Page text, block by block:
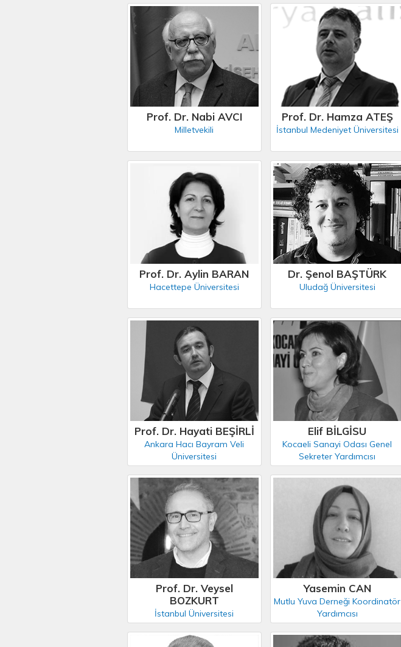
Prof. Dr. Nabi AVCI
Milletvekili
Prof. Dr. Hamza ATEŞ
İstanbul Medeniyet Üniversitesi
Prof. Dr. Aylin BARAN
Hacettepe Üniversitesi
Dr. Şenol BAŞTÜRK
Uludağ Üniversitesi
Prof. Dr. Hayati BEŞİRLİ
Ankara Hacı Bayram Veli
Üniversitesi
Elif BİLGİSU
Kocaeli Sanayi Odası Genel
Sekreter Yardımcısı
Prof. Dr. Veysel
BOZKURT
İstanbul Üniversitesi
Yasemin CAN
Mutlu Yuva Derneği Koordinatör
Yardımcısı